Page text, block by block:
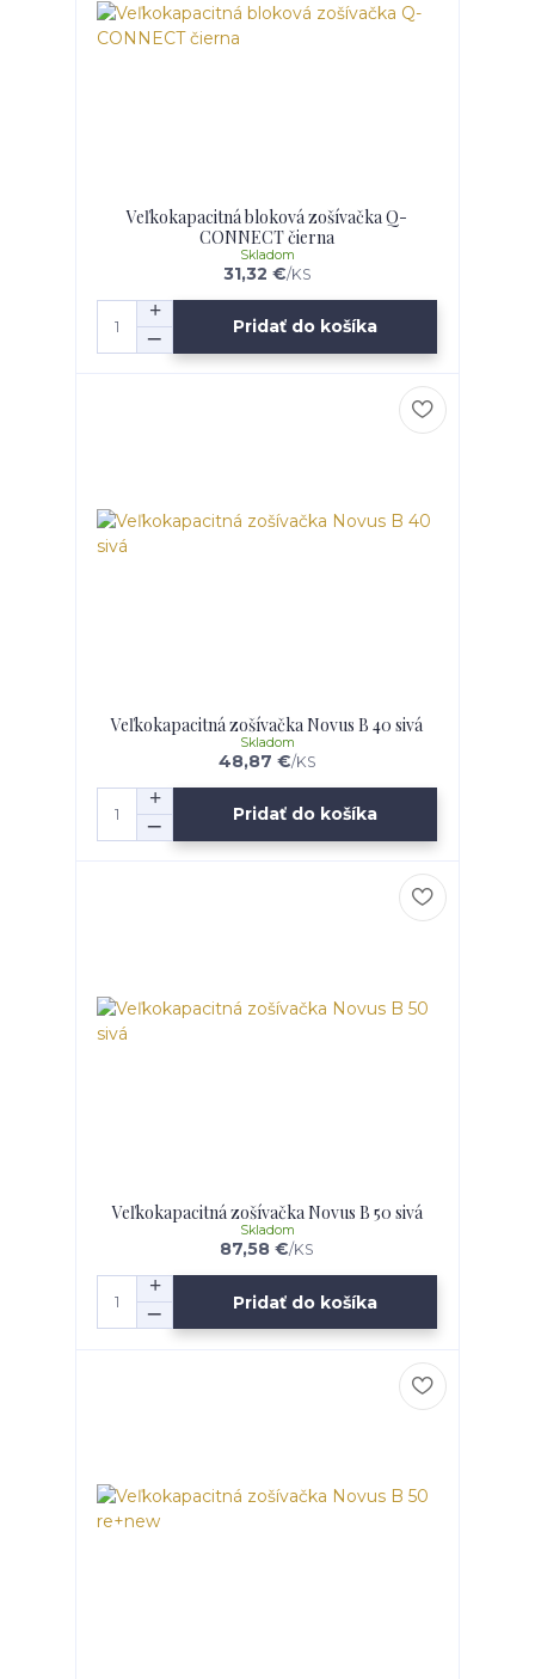
Veľkokapacitná bloková zošívačka Q-
CONNECT čierna
31,32 €/KS
Skladom
Pridať do košíka
Veľkokapacitná zošívačka Novus B 40 sivá
48,87 €/KS
Skladom
Pridať do košíka
Veľkokapacitná zošívačka Novus B 50 sivá
87,58 €/KS
Skladom
Pridať do košíka